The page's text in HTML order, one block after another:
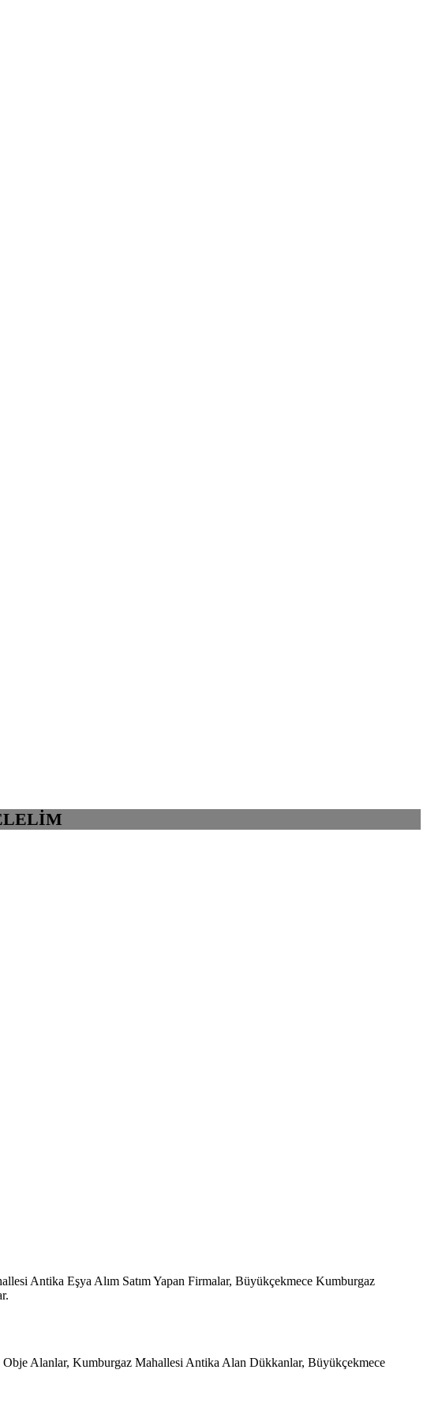
GELELİM
Antika Eşya Alım Satım Yapan Firmalar, Büyükçekmece Kumburgaz
Alanlar, Kumburgaz Mahallesi Antika Alan Dükkanlar, Büyükçekmece